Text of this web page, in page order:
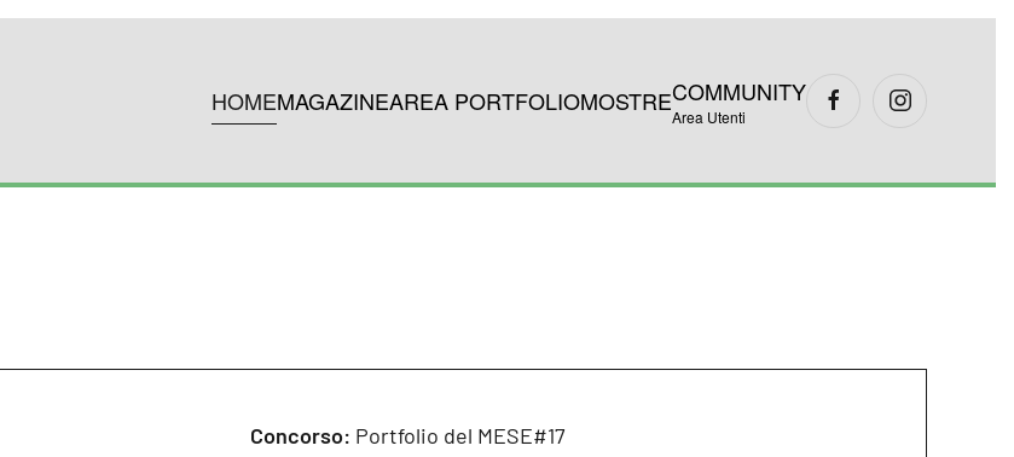
HOMEMAGAZINEAREA PORTFOLIOMOSTRECOMMUNITY
Area Utenti
Concorso: Portfolio del MESE#17